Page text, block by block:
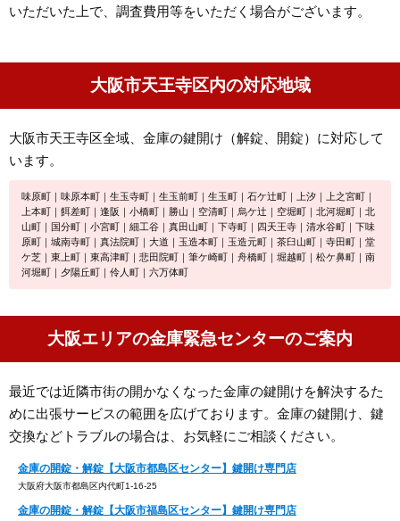
いただいた上で、調査費用等をいただく場合がございます。
大阪市天王寺区内の対応地域
大阪市天王寺区全域、金庫の鍵開け（解錠、開錠）に対応して
います。
味原町｜味原本町｜生玉寺町｜生玉前町｜生玉町｜石ケ辻町｜上汐｜上之宮町｜
上本町｜餌差町｜逢阪｜小橋町｜勝山｜空清町｜烏ケ辻｜空堀町｜北河堀町｜北
山町｜国分町｜小宮町｜細工谷｜真田山町｜下寺町｜四天王寺｜清水谷町｜下味
原町｜城南寺町｜真法院町｜大道｜玉造本町｜玉造元町｜茶臼山町｜寺田町｜堂
ケ芝｜東上町｜東高津町｜悲田院町｜筆ケ崎町｜舟橋町｜堀越町｜松ケ鼻町｜南
河堀町｜夕陽丘町｜伶人町｜六万体町
大阪エリアの金庫緊急センターのご案内
最近では近隣市街の開かなくなった金庫の鍵開けを解決するた
めに出張サービスの範囲を広げております。金庫の鍵開け、鍵
交換などトラブルの場合は、お気軽にご相談ください。
金庫の開錠・解錠【大阪市都島区センター】鍵開け専門店
大阪府大阪市都島区内代町1-16-25
金庫の開錠・解錠【大阪市福島区センター】鍵開け専門店